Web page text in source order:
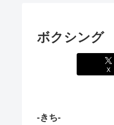
ボクシン
X
-きち-